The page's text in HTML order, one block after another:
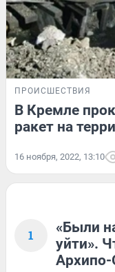
ПРОИСШЕСТВИЯ
В Кремле
ракет на
16 ноября, 2022, 13:10
1
«Были
уйти».